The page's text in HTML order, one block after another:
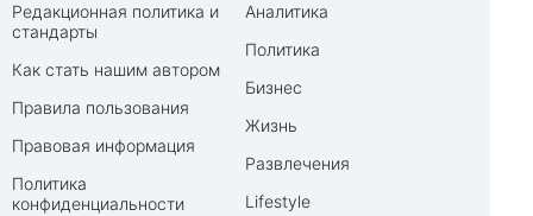
Редакционная политика и
стандарты
Как стать нашим автором
Правила пользования
Правовая информация
Политика
конфиденциальности
Аналитика
Политика
Бизнес
Жизнь
Развлечения
Lifestyle